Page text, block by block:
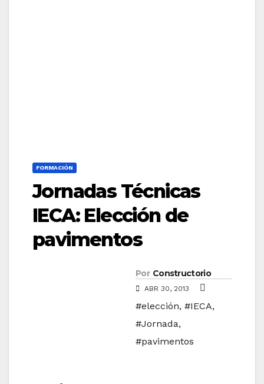
FORMACIÓN
Jornadas Técnicas
IECA: Elección de
pavimentos
Por Constructorio
ABR 30, 2013
#elección, #IECA,
#Jornada,
#pavimentos